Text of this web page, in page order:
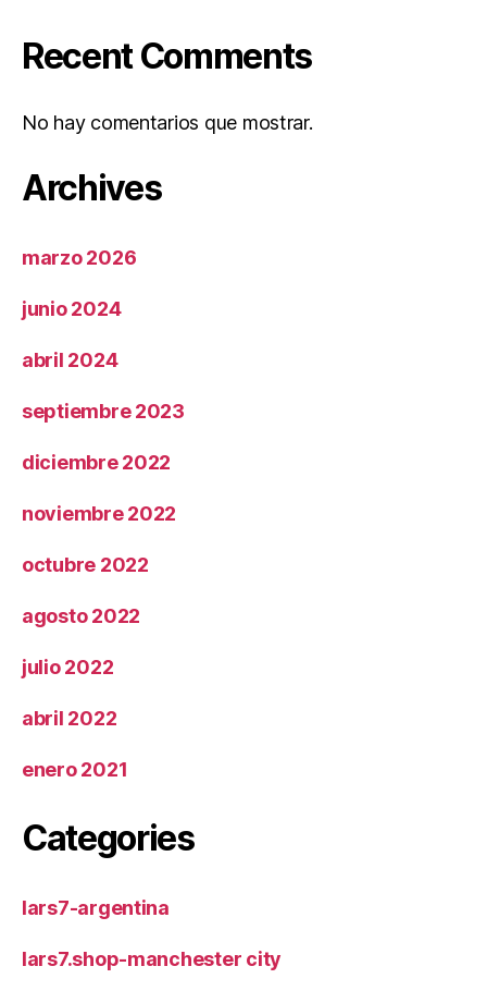
Recent Comments
No hay comentarios que mostrar.
Archives
marzo 2026
junio 2024
abril 2024
septiembre 2023
diciembre 2022
noviembre 2022
octubre 2022
agosto 2022
julio 2022
abril 2022
enero 2021
Categories
lars7-argentina
lars7.shop-manchester city